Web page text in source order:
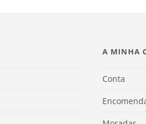
A MINHA
Conta